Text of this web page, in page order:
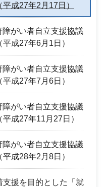
成27年2月17日）
がい者自立支援協議
成27年6月1日）
がい者自立支援協議
成27年7月6日）
がい者自立支援協議
成27年11月27日）
がい者自立支援協議
成28年2月8日）
援を目的とした「就